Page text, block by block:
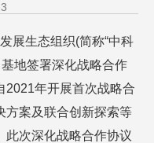
展生态组织(简称“中科
地签署深化战略合作
2021年开展首次战略合
方案及联合创新探索等
此次深化战略合作协议